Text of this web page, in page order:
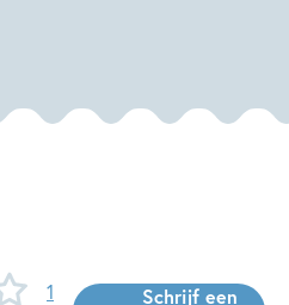
1
Schrijf een